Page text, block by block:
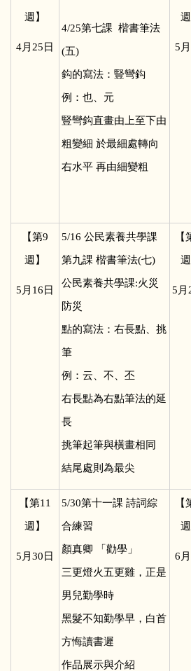
週】
4月25日
4/25第七課 楷書筆法
(五)
鈎的寫法：豎彎鈎
例：也、元
豎彎鈎直畫由上至下由
粗變細 於最細處轉向
右水平 再由細變粗
週
5
【第9
週】
5 月16日
5/16 公民素養共學課
第九課 楷書筆法(七)
公民素養共學課:火災
防災
點的寫法：右長點、挑
筆
例：云、不、丕
右長點為右點筆法的延
長
挑筆起筆與橫畫相同
結尾處則為最尖
【
週
5 月
【第11
週】
5 月30日
5/30第十一課 詩詞綜
合練習
顏真卿 「勸學」
三更燈火五更雞，正是
男兒勤學時
黑髮不知勤學早，白首
方悔讀書遲
作品展示與介紹
【
週
6